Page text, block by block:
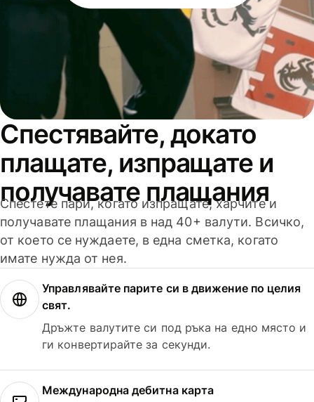
Спестявайте, докато
плащате, изпращате и
получавате плащания
Спестете пари, когато изпращате, харчите и
получавате плащания в над 40+ валути. Всичко,
от което се нуждаете, в една сметка, когато
имате нужда от нея.
Управлявайте парите си в движение по целия
свят.
Дръжте валутите си под ръка на едно място и
ги конвертирайте за секунди.
Международна дебитна карта